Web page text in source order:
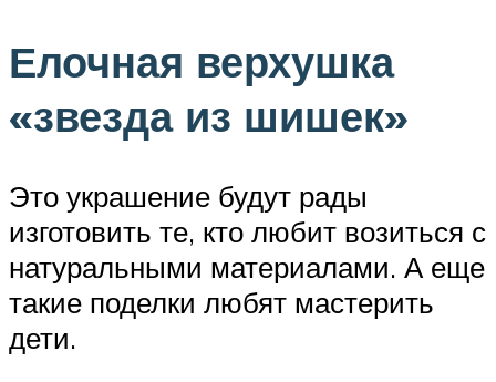
Елочная верхушка
«звезда из шишек»
Это украшение будут рады
изготовить те, кто любит возиться с
натуральными материалами. А еще
такие поделки любят мастерить
дети.